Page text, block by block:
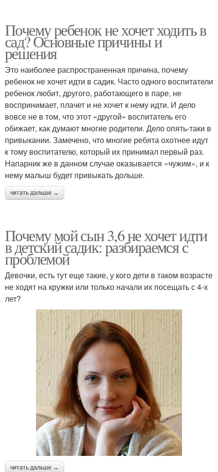
Почему ребенок не хочет ходить в
сад? Основные причины и
решения
Это наиболее распространенная причина, почему
ребенок не хочет идти в садик. Часто одного воспитатели
ребенок любит, другого, работающего в паре, не
воспринимает, плачет и не хочет к нему идти. И дело
вовсе не в том, что этот «другой» воспитатель его
обижает, как думают многие родители. Дело опять-таки в
привыкании. Замечено, что многие ребята охотнее идут
к тому воспитателю, который их принимал первый раз.
Напарник же в данном случае оказывается «чужим», и к
нему малыш будет привыкать дольше.
читать дальше →
Почему мой сын 3,6 не хочет идти
в детский садик: разбираемся с
проблемой
Девочки, есть тут еще такие, у кого дети в таком возрасте
не ходят на кружки или только начали их посещать с 4-х
лет?
читать дальше →